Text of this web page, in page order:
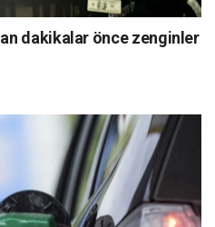
dakikalar önce zenginler